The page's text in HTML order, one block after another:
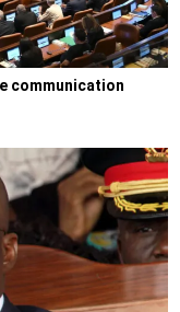
communication